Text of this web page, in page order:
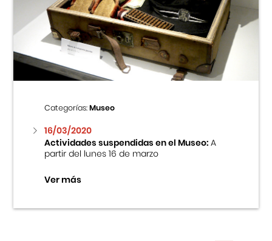
Categorías:Museo
16/03/2020
Actividades suspendidas en el Museo:A
partir del lunes 16 de marzo
Ver más